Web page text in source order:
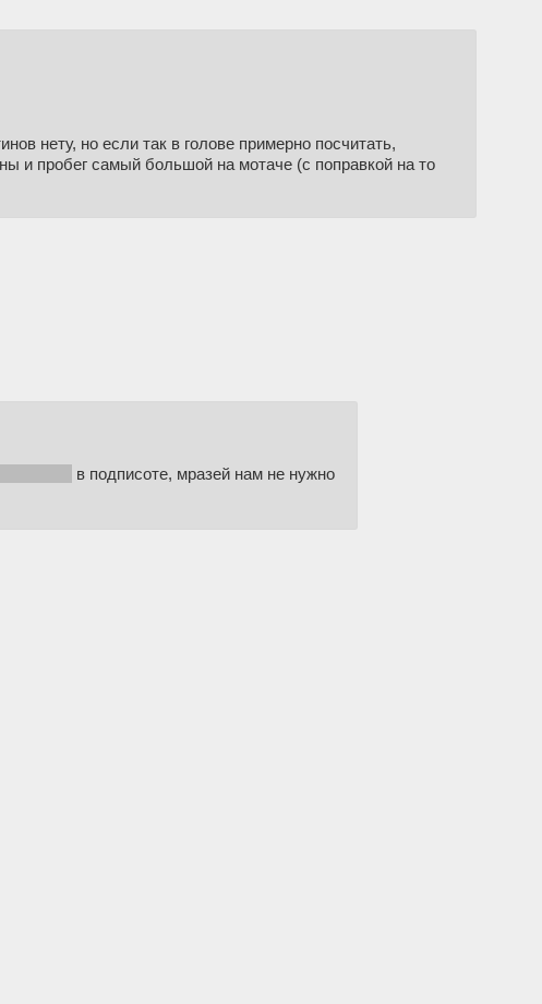
нету, но если так в голове примерно посчитать,
и пробег самый большой на мотаче (с поправкой на то
в подписоте, мразей нам не нужно